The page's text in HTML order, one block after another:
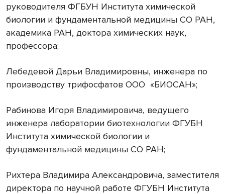
руководителя ФГБУН Института химической
биологии и фундаментальной медицины СО РАН,
академика РАН, доктора химических наук,
профессора;
Лебедевой Дарьи Владимировны, инженера по
производству трифосфатов ООО «БИОСАН»;
Рабинова Игоря Владимировича, ведущего
инженера лаборатории биотехнологии ФГУБН
Института химической биологии и
фундаментальной медицины СО РАН;
Рихтера Владимира Александровича, заместителя
директора по научной работе ФГУБН Института